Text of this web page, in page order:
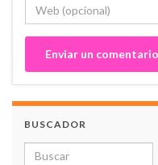
BUSCADOR
Search for: